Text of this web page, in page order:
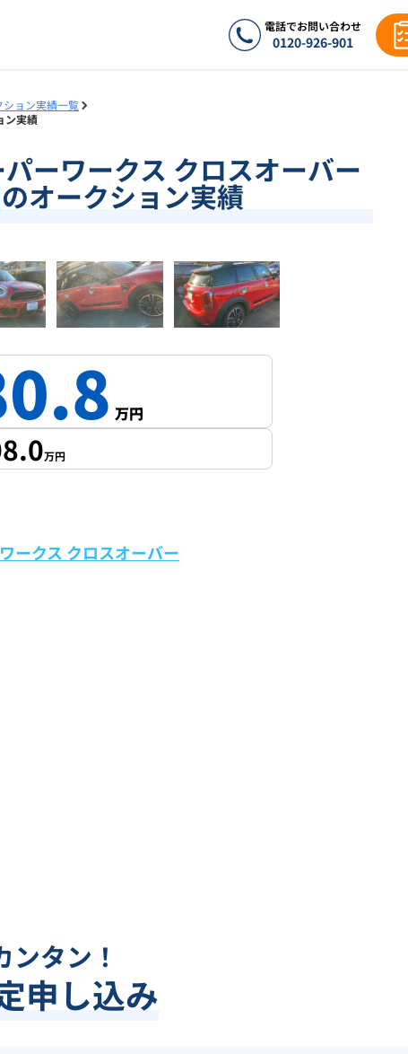
電話でお問い合わせ
0120-926-901
ョン実績一覧
ン実績
ーワークス クロスオーバー
オークション実績
1/18
万円
万円
ークス クロスオーバー
ンタン！
申し込み